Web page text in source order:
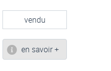
vendu
en savoir +